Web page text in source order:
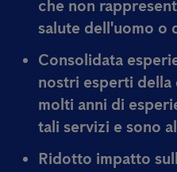
che non
salute dell'uomo o
Consolidata
nostri esperti della
molti anni di
tali servizi e sono
Ridotto impatto